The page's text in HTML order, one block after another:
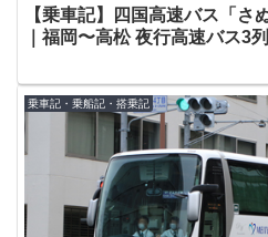
【乗車記】四国高速バス「さ
｜福岡〜高松 夜行高速バス3
乗車記・乗船記・搭乗記